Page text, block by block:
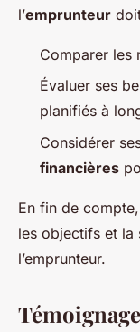
l’emprunteur
Comparer les
Évaluer ses
planifiés à
Considérer
financières
En fin de
les objectifs et la
l’emprunteur.